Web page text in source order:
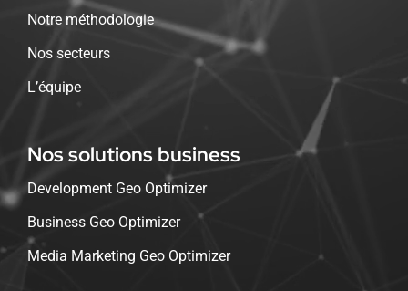
Notre méthodologie
Nos secteurs
L’équipe
Nos solutions business
Development Geo Optimizer
Business Geo Optimizer
Media Marketing Geo Optimizer